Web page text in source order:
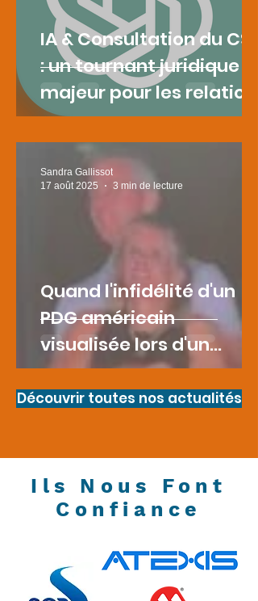
IA & Consultation du CSE
: un tournant juridique
majeur pour les relations
sociales
Quand l'infidélité d'un
PDG américain
visualisée lors d'un
concert devient une
cause de licenciement
Sandra Gallissot
17 août 2025
3 min de lecture
Découvrir toutes nos actualités
Ils Nous Font
Confiance